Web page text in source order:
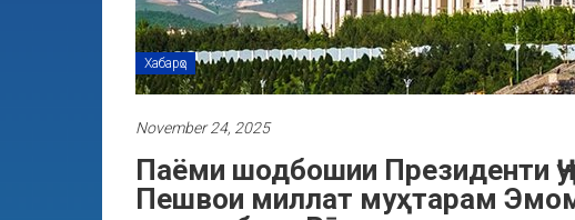
Хабарҳо
November 24, 2025
Паёми шодбошии Президенти
Пешвои миллат муҳтарам